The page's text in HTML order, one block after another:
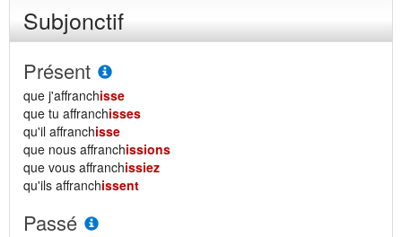
Subjonctif
Présent
que j'affranchisse
que tu affranchisses
qu'il affranchisse
que nous affranchissions
que vous affranchissiez
qu'ils affranchissent
Passé